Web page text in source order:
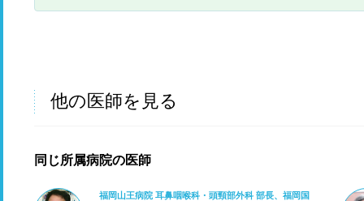
他の医師を見る
同じ所属病院の医師
福岡山王病院 耳鼻咽喉科・頭頸部外科 部長、福岡国